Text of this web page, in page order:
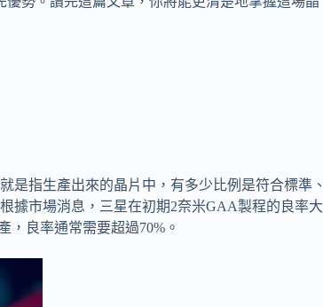
是指生產出來的晶片中，有多少比例是符合標準、
據市場消息，三星在初期2奈米GAA製程的良率大
，良率通常需要超過70%。